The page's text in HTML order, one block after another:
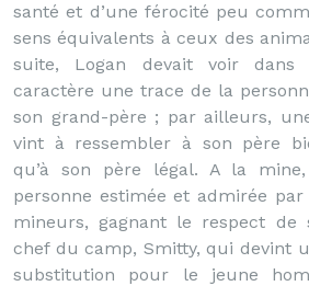
santé et d’une férocité peu
sens équivalents à ceux des
suite, Logan devait voir dans
caractère une trace de la
son grand-père ; par ailleurs,
vint à ressembler à son père
qu’à son père légal. A la
personne estimée et admirée
mineurs, gagnant le respect de
chef du camp, Smitty, qui devint
substitution pour le jeune